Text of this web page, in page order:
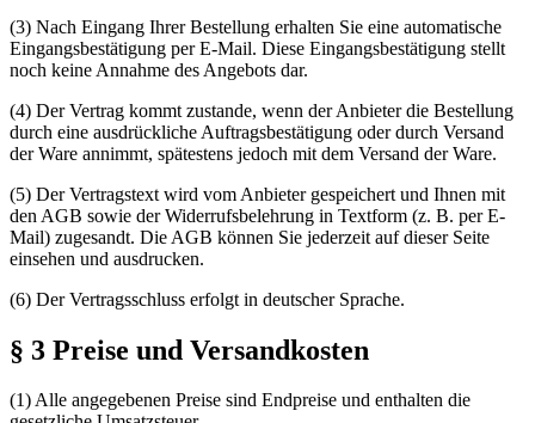
(3) Nach Eingang Ihrer Bestellung erhalten Sie eine automatische
Eingangsbestätigung per E-Mail. Diese Eingangsbestätigung stellt
noch keine Annahme des Angebots dar.
(4) Der Vertrag kommt zustande, wenn der Anbieter die Bestellung
durch eine ausdrückliche Auftragsbestätigung oder durch Versand
der Ware annimmt, spätestens jedoch mit dem Versand der Ware.
(5) Der Vertragstext wird vom Anbieter gespeichert und Ihnen mit
den AGB sowie der Widerrufsbelehrung in Textform (z. B. per E-
Mail) zugesandt. Die AGB können Sie jederzeit auf dieser Seite
einsehen und ausdrucken.
(6) Der Vertragsschluss erfolgt in deutscher Sprache.
§ 3 Preise und Versandkosten
(1) Alle angegebenen Preise sind Endpreise und enthalten die